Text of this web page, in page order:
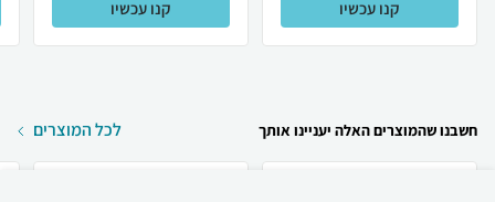
קנו עכשיו קנו עכשיו
חשבנו שהמוצרים האלה יעניינו אותך לכל המוצרים